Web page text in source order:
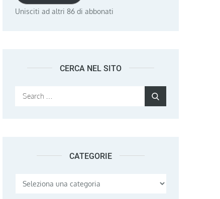
Unisciti ad altri 86 di abbonati
CERCA NEL SITO
Search
CATEGORIE
Categorie